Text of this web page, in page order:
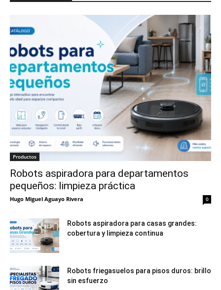
Productos
Robots aspiradora para departamentos
pequeños: limpieza práctica
Hugo Miguel Aguayo Rivera 0
Robots aspiradora para casas grandes:
cobertura y limpieza continua
Robots friegasuelos para pisos duros: brillo
sin esfuerzo